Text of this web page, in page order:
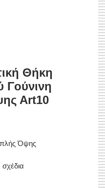
Θήκη
Γούνινη
Αrt10
Όψης